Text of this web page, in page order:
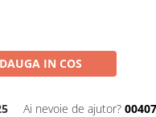
IN COS
Ai nevoie de ajutor?